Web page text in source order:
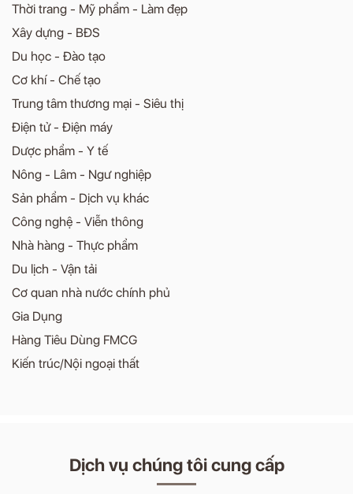
Thời trang - Mỹ phẩm - Làm đẹp
Xây dựng - BĐS
Du học - Đào tạo
Cơ khí - Chế tạo
Trung tâm thương mại - Siêu thị
Điện tử - Điện máy
Dược phẩm - Y tế
Nông - Lâm - Ngư nghiệp
Sản phẩm - Dịch vụ khác
Công nghệ - Viễn thông
Nhà hàng - Thực phẩm
Du lịch - Vận tải
Cơ quan nhà nước chính phủ
Gia Dụng
Hàng Tiêu Dùng FMCG
Kiến trúc/Nội ngoại thất
Dịch vụ chúng tôi cung cấp